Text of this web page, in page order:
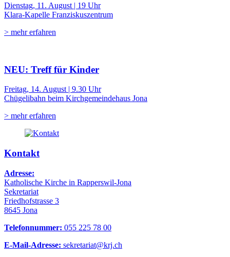
Dienstag, 11. August | 19 Uhr
Klara-Kapelle Franziskuszentrum
> mehr erfahren
NEU: Treff für Kinder
Freitag, 14. August | 9.30 Uhr
Chügelibahn beim Kirchgemeindehaus Jona
> mehr erfahren
Kontakt
Adresse:
Katholische Kirche in Rapperswil-Jona
Sekretariat
Friedhofstrasse 3
8645 Jona
Telefonnummer: 055 225 78 00
E-Mail-Adresse: sekretariat@krj.ch